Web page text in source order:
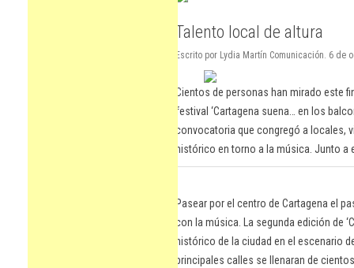
Talento local de altura
Escrito por Lydia Martín Comunicación. 6 de
Cientos de personas han mirado este
festival ‘Cartagena suena… en los
convocatoria que congregó a locales,
histórico en torno a la música. Junto
Pasear por el centro de Cartagena el
con la música. La segunda edición de
histórico de la ciudad en el escenario
principales calles se llenaran de